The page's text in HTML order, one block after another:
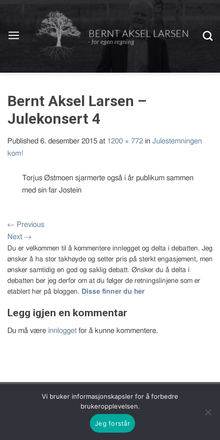
Bernt Aksel Larsen –
Julekonsert 4
Published 6. desember 2015 at 1200 × 772 in Julestemningen
kom!
Torjus Østmoen sjarmerte også i år publikum sammen
med sin far Jostein
← Previous
Next →
Du er velkommen til å kommentere innlegget og delta i debatten. Jeg
ønsker å ha stor takhøyde og setter pris på sterkt engasjement, men
ønsker samtidig en god og saklig debatt. Ønsker du å delta i
debatten ber jeg derfor om at du følger de retningslinjene som er
etablert her på bloggen. Disse finner du her
Legg igjen en kommentar
Du må være innlogget for å kunne kommentere.
Copyright 2026 © Bernt Aksel Larsen
Vi bruker informasjonskapsler for å forbedre
brukeropplevelsen.
Jeg forstår